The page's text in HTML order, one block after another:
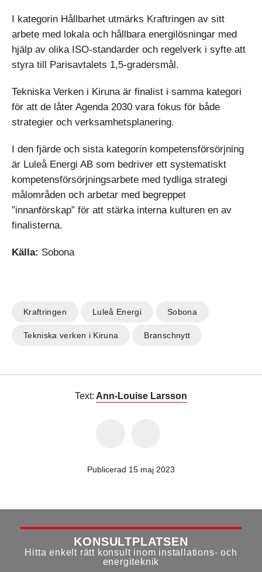
I kategorin Hållbarhet utmärks Kraftringen av sitt
arbete med lokala och hållbara energilösningar med
hjälp av olika ISO-standarder och regelverk i syfte att
styra till Parisavtalets 1,5-gradersmål.
Tekniska Verken i Kiruna är finalist i samma kategori
för att de låter Agenda 2030 vara fokus för både
strategier och verksamhetsplanering.
I den fjärde och sista kategorin kompetensförsörjning
är Luleå Energi AB som bedriver ett systematiskt
kompetensförsörjningsarbete med tydliga strategi
målområden och arbetar med begreppet
”innanförskap” för att stärka interna kulturen en av
finalisterna.
Källa: Sobona
Kraftringen Luleå Energi Sobona
Tekniska verken i Kiruna Branschnytt
Text: Ann-Louise Larsson
Publicerad 15 maj 2023
KONSULTPLATSEN
Hitta enkelt rätt konsult inom installations- och
energiteknik